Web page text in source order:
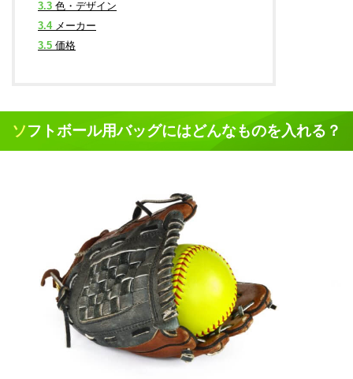
3.3 色・デザイン
3.4メーカー
3.5 価格
ソフトボール用バッグにはどんなものを入れる？